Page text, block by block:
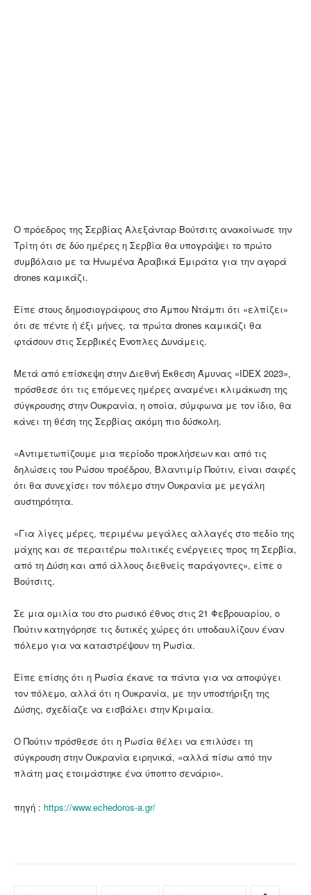
Ο πρόεδρος της Σερβίας Αλεξάνταρ Βούτσιτς ανακοίνωσε την
Τρίτη ότι σε δύο ημέρες η Σερβία θα υπογράψει το πρώτο
συμβόλαιο με τα Ηνωμένα Αραβικά Εμιράτα για την αγορά
drones καμικάζι.
Είπε στους δημοσιογράφους στο Άμπου Ντάμπι ότι «ελπίζει»
ότι σε πέντε ή έξι μήνες, τα πρώτα drones καμικάζι θα
φτάσουν στις Σερβικές Ένοπλες Δυνάμεις.
Μετά από επίσκεψη στην Διεθνή Έκθεση Άμυνας «IDEX 2023»,
πρόσθεσε ότι τις επόμενες ημέρες αναμένει κλιμάκωση της
σύγκρουσης στην Ουκρανία, η οποία, σύμφωνα με τον ίδιο, θα
κάνει τη θέση της Σερβίας ακόμη πιο δύσκολη.
«Αντιμετωπίζουμε μια περίοδο προκλήσεων και από τις
δηλώσεις του Ρώσου προέδρου, Βλαντιμίρ Πούτιν, είναι σαφές
ότι θα συνεχίσει τον πόλεμο στην Ουκρανία με μεγάλη
αυστηρότητα.
«Για λίγες μέρες, περιμένω μεγάλες αλλαγές στο πεδίο της
μάχης και σε περαιτέρω πολιτικές ενέργειες προς τη Σερβία,
από τη Δύση και από άλλους διεθνείς παράγοντες», είπε ο
Βούτσιτς.
Σε μια ομιλία του στο ρωσικό έθνος στις 21 Φεβρουαρίου, ο
Πούτιν κατηγόρησε τις δυτικές χώρες ότι υποδαυλίζουν έναν
πόλεμο για να καταστρέψουν τη Ρωσία.
Είπε επίσης ότι η Ρωσία έκανε τα πάντα για να αποφύγει
τον πόλεμο, αλλά ότι η Ουκρανία, με την υποστήριξη της
Δύσης, σχεδίαζε να εισβάλει στην Κριμαία.
Ο Πούτιν πρόσθεσε ότι η Ρωσία θέλει να επιλύσει τη
σύγκρουση στην Ουκρανία ειρηνικά, «αλλά πίσω από την
πλάτη μας ετοιμάστηκε ένα ύποπτο σενάριο».
πηγή : https://www.echedoros-a.gr/